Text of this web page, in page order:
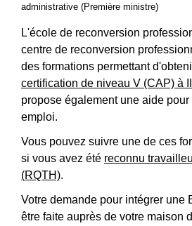
administrative (Première ministre)
L'école de reconversion
centre de reconversion
des formations permettant
certification de niveau V (CAP) à
propose également une aide pour
emploi.
Vous pouvez suivre une de ces
si vous avez été reconnu
(RQTH).
Votre demande pour intégrer une
être faite auprès de votre maison